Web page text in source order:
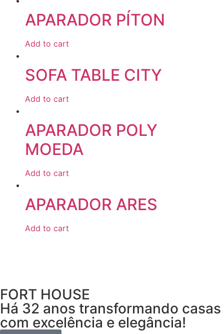
APARADOR PÍTON
Add to cart
SOFA TABLE CITY
Add to cart
APARADOR POLY
MOEDA
Add to cart
APARADOR ARES
Add to cart
FORT HOUSE
Há 32 anos transformando casas
com excelência e elegância!